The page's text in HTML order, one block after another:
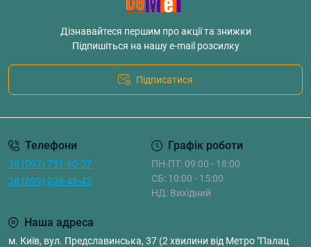
Дізнавайтеся першим про акції та знижки
Підпишіться на нашу e-mail розсилку
Підписатися
Телефони
38 (097) 751-60-37
38 (099) 298-46-42
Графік роботи
ПН-ПТ: 09:00 - 18:00
СБ: 10:00 - 15:00
НД: Вихідний
Наша адреса
м. Київ, вул. Предславинська, 37 (2 хвилини від Метро "Палац